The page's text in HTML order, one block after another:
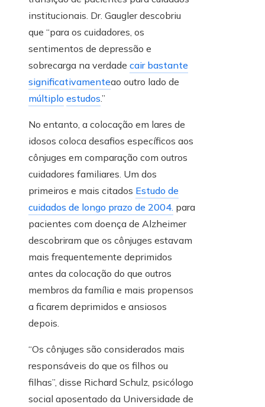
institucionais. Dr. Gaugler descobriu
que “para os cuidadores, os
sentimentos de depressão e
sobrecarga na verdade cair bastante
significativamenteao outro lado de
múltiplo estudos.”
No entanto, a colocação em lares de
idosos coloca desafios específicos aos
cônjuges em comparação com outros
cuidadores familiares. Um dos
primeiros e mais citados Estudo de
cuidados de longo prazo de 2004. para
pacientes com doença de Alzheimer
descobriram que os cônjuges estavam
mais frequentemente deprimidos
antes da colocação do que outros
membros da família e mais propensos
a ficarem deprimidos e ansiosos
depois.
“Os cônjuges são considerados mais
responsáveis ​​do que os filhos ou
filhas”, disse Richard Schulz, psicólogo
social aposentado da Universidade de